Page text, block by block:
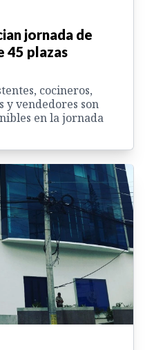
jornada de
45 plazas
cocineros,
y vendedores son
en la jornada